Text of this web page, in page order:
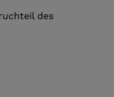
des